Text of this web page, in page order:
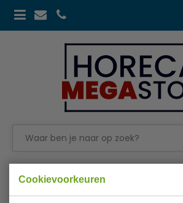
Cookievoorkeuren
Merken Mercatus